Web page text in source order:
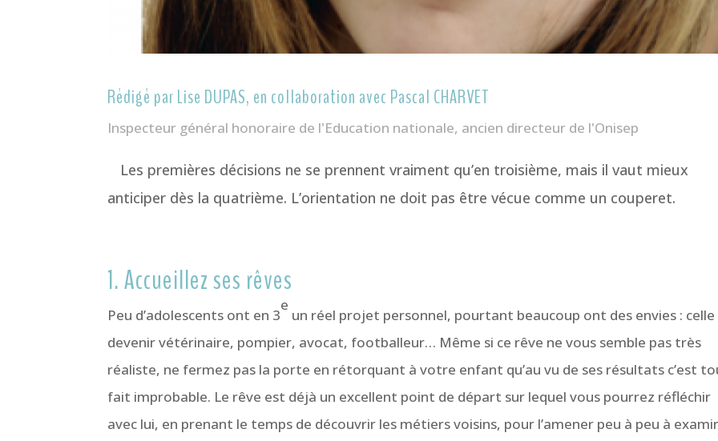
Rédigé par Lise DUPAS, en collaboration avec Pascal CHARVET
Inspecteur général honoraire de l'Education nationale, ancien directeur de l'Onisep
Les premières décisions ne se prennent vraiment qu’en troisième, mais il vaut mieux
anticiper dès la quatrième. L’orientation ne doit pas être vécue comme un couperet.
1. Accueillez ses rêves
Peu d’adolescents ont en 3
e
un réel projet personnel, pourtant beaucoup ont des envies : celle
devenir vétérinaire, pompier, avocat, footballeur… Même si ce rêve ne vous semble pas très
réaliste, ne fermez pas la porte en rétorquant à votre enfant qu’au vu de ses résultats c’est
fait improbable. Le rêve est déjà un excellent point de départ sur lequel vous pourrez réfléchir
avec lui, en prenant le temps de découvrir les métiers voisins, pour l’amener peu à peu à